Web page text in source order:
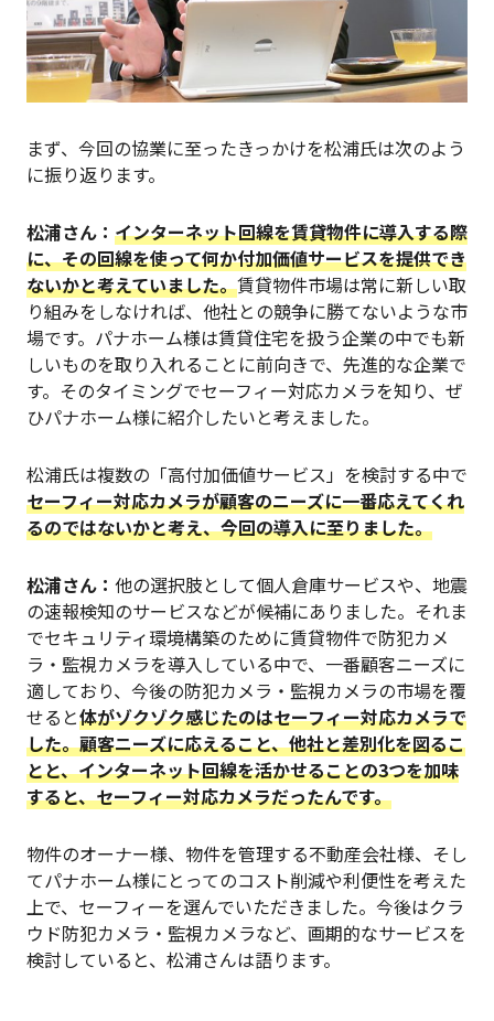
まず、今回の協業に至ったきっかけを松浦氏は次のよう
に振り返ります。
松浦さん： インターネット回線を賃貸物件に導入する際
に、その回線を使って何か付加価値サービスを提供でき
ないかと考えていました。賃貸物件市場は常に新しい取
り組みをしなければ、他社との競争に勝てないような市
場です。パナホーム様は賃貸住宅を扱う企業の中でも新
しいものを取り入れることに前向きで、先進的な企業で
す。そのタイミングでセーフィー対応カメラを知り、ぜ
ひパナホーム様に紹介したいと考えました。
松浦氏は複数の「高付加価値サービス」を検討する中で
セーフィー対応カメラが顧客のニーズに一番応えてくれ
るのではないかと考え、今回の導入に至りました。
松浦さん： 他の選択肢として個人倉庫サービスや、地震
の速報検知のサービスなどが候補にありました。それま
でセキュリティ環境構築のために賃貸物件で防犯カメ
ラ・監視カメラを導入している中で、一番顧客ニーズに
適しており、今後の防犯カメラ・監視カメラの市場を覆
せると体がゾクゾク感じたのはセーフィー対応カメラで
した。顧客ニーズに応えること、他社と差別化を図るこ
とと、インターネット回線を活かせることの3つを加味
すると、セーフィー対応カメラだったんです。
物件のオーナー様、物件を管理する不動産会社様、そし
てパナホーム様にとってのコスト削減や利便性を考えた
上で、セーフィーを選んでいただきました。今後はクラ
ウド防犯カメラ・監視カメラなど、画期的なサービスを
検討していると、松浦さんは語ります。